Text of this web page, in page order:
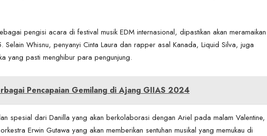
pengisi acara di festival musik EDM internasional, dipastikan akan meramaikan
Whisnu, penyanyi Cinta Laura dan rapper asal Kanada, Liquid Silva, juga
yang pasti menghibur para pengunjung.
Pencapaian Gemilang di Ajang GIIAS 2024
spesial dari Danilla yang akan berkolaborasi dengan Ariel pada malam Valentine,
Erwin Gutawa yang akan memberikan sentuhan musikal yang memukau di